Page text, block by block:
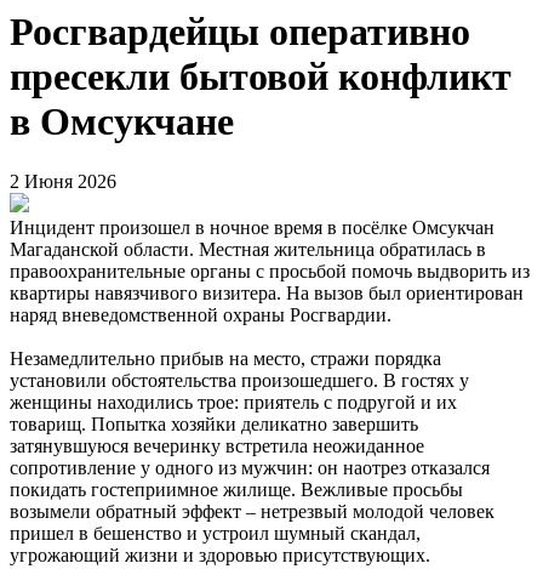
Росгвардейцы оперативно
пресекли бытовой конфликт
в Омсукчане
2 Июня 2026
Инцидент произошел в ночное время в посёлке Омсукчан
Магаданской области. Местная жительница обратилась в
правоохранительные органы с просьбой помочь выдворить из
квартиры навязчивого визитера. На вызов был ориентирован
наряд вневедомственной охраны Росгвардии.
Незамедлительно прибыв на место, стражи порядка
установили обстоятельства произошедшего. В гостях у
женщины находились трое: приятель с подругой и их
товарищ. Попытка хозяйки деликатно завершить
затянувшуюся вечеринку встретила неожиданное
сопротивление у одного из мужчин: он наотрез отказался
покидать гостеприимное жилище. Вежливые просьбы
возымели обратный эффект – нетрезвый молодой человек
пришел в бешенство и устроил шумный скандал,
угрожающий жизни и здоровью присутствующих.